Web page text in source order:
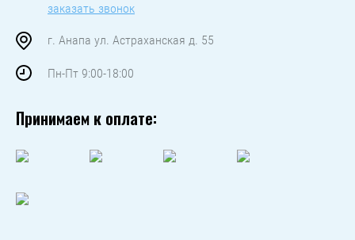
заказать звонок
г. Анапа ул. Астраханская д. 55
Пн-Пт 9:00-18:00
Принимаем к оплате: